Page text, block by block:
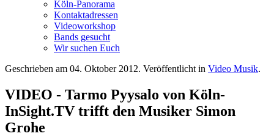
Köln-Panorama
Kontaktadressen
Videoworkshop
Bands gesucht
Wir suchen Euch
Geschrieben am 04. Oktober 2012. Veröffentlicht in Video Musik.
VIDEO - Tarmo Pyysalo von Köln-
InSight.TV trifft den Musiker Simon
Grohe